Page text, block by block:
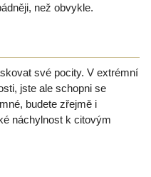
než obvykle.
své pocity. V extrémní
jste ale schopni se
budete zřejmě i
náchylnost k citovým